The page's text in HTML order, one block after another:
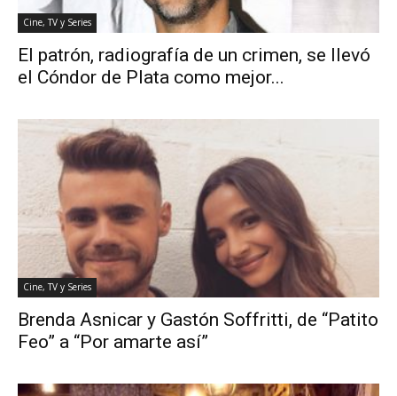
Cine, TV y Series
El patrón, radiografía de un crimen, se llevó
el Cóndor de Plata como mejor...
Cine, TV y Series
Brenda Asnicar y Gastón Soffritti, de “Patito
Feo” a “Por amarte así”